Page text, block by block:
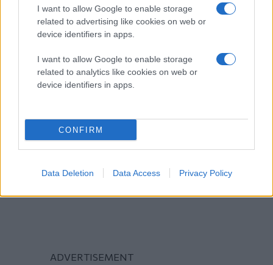
I want to allow Google to enable storage
related to advertising like cookies on web or
device identifiers in apps.
I want to allow Google to enable storage
related to analytics like cookies on web or
device identifiers in apps.
CONFIRM
Data Deletion Data Access Privacy Policy